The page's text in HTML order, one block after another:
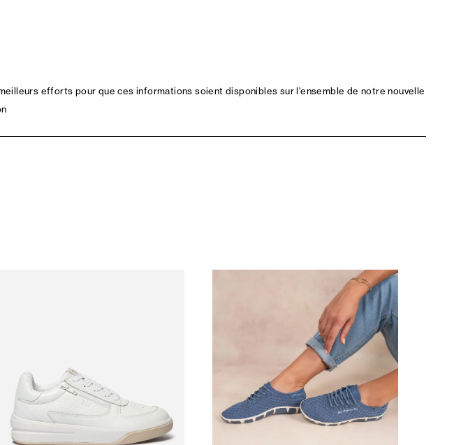
efforts pour que ces informations soient disponibles sur l'ensemble de notre nouvelle